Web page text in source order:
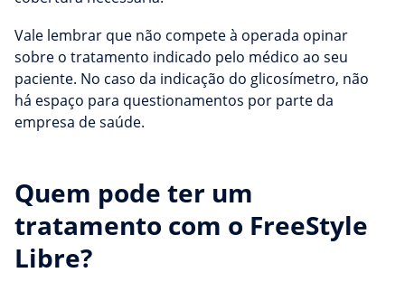
Vale lembrar que não compete à operada opinar
sobre o tratamento indicado pelo médico ao seu
paciente. No caso da indicação do glicosímetro, não
há espaço para questionamentos por parte da
empresa de saúde.
Quem pode ter um
tratamento com o FreeStyle
Libre?